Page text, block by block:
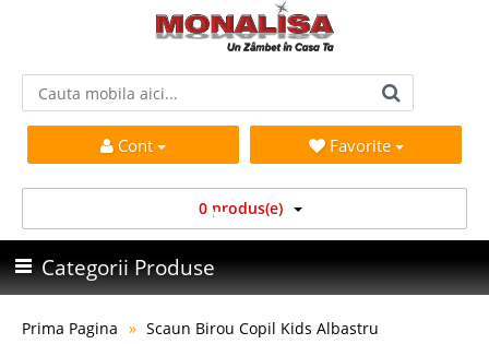
Cont Favorite
0 produs(e)
Categorii Produse
Prima Pagina Scaun Birou Copil Kids Albastru